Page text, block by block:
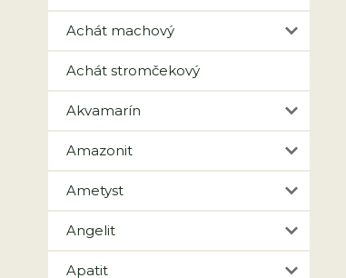
Achát machový
Achát stromčekový
Akvamarín
Amazonit
Ametyst
Angelit
Apatit